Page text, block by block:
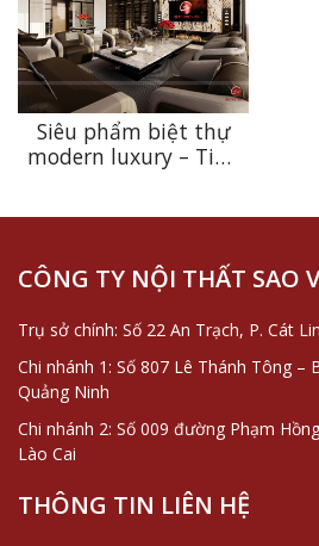
Siêu phẩm biệt thự
modern luxury – Tinh
CÔNG TY NỘI THẤT SAO
Trụ sở chính: Số 22 An Trạch, P. Cát
Chi nhánh 1: Số 807 Lê Thánh Tông –
Quảng Ninh
Chi nhánh 2: Số 009 đường Phạm
Lào Cai
THÔNG TIN LIÊN HỆ